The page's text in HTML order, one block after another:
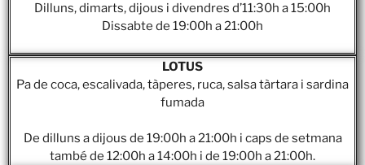
Dilluns, dimarts, dijous i divendres d’11:30h a 15:00h
Dissabte de 19:00h a 21:00h
LOTUS
Pa de coca, escalivada, tàperes, ruca, salsa tàrtara i sardina
fumada
De dilluns a dijous de 19:00h a 21:00h i caps de setmana
també de 12:00h a 14:00h i de 19:00h a 21:00h.